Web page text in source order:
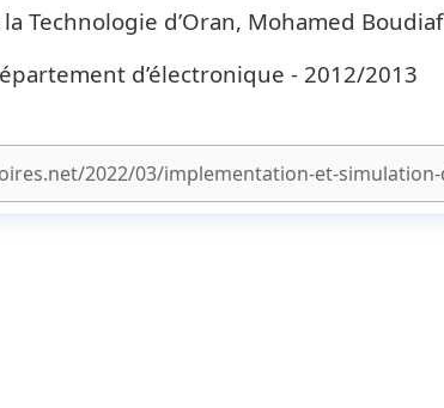
Technologie d’Oran, Mohamed Boudiaf
d’électronique - 2012/2013